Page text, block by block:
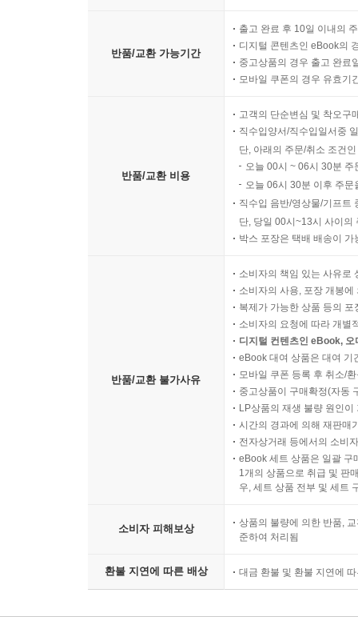
point 단원정리와 수능기출문제
02. 부사
?연습문제
point 단원정리와 수능기출문제
반품/교환 가능기간
출고 완료 후 10일 이내의
디지털 콘텐츠인 eBook의
중고상품의 경우 출고 완료
모바일 쿠폰의 경우 유효기
반품/교환 비용
고객의 단순변심 및 착오구
직수입양서/직수입일서중
단, 아래의 주문/취소 조건
오늘 00시 ~ 06시 30분
오늘 06시 30분 이후 주
직수입 음반/영상물/기프트
단, 당일 00시~13시 사이의
박스 포장은 택배 배송이
반품/교환 불가사유
소비자의 책임 있는 사유로
소비자의 사용, 포장 개봉
복제가 가능한 상품 등의
소비자의 요청에 따라 개별
디지털 컨텐츠인 eBook,
eBook 대여 상품은 대여 기
모바일 쿠폰 등록 후 취소/
중고상품이 구매확정(자동
LP상품의 재생 불량 원인
시간의 경과에 의해 재판매
전자상거래 등에서의 소비
eBook 세트 상품은 일괄 구
1개의 상품으로 취급 및 판
우, 세트 상품 전부 및 세트
소비자 피해보상
상품의 불량에 의한 반품,
준하여 처리됨
환불 지연에 따른 배상 대금 환불 및 환불 지연에